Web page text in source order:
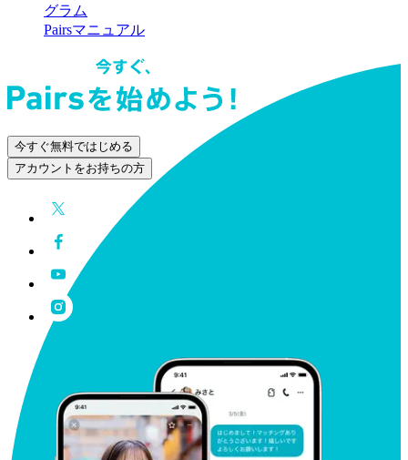
グラム
Pairsマニュアル
今すぐ無料ではじめる
アカウントをお持ちの方